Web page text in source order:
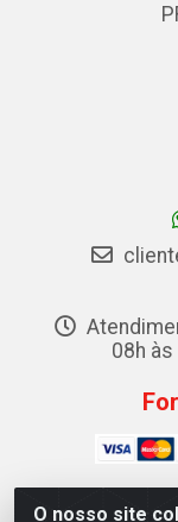
O nosso site
08h